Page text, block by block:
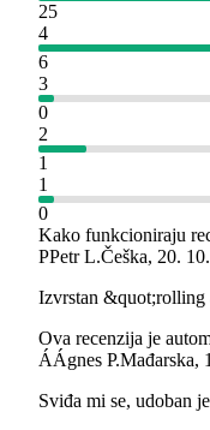
25
4
6
3
0
2
1
1
0
Kako funkcioniraju
PPetr L.Češka, 20.
Izvrstan &quot;rolling
Ova recenzija je
ÁÁgnes P.Mađarska,
Sviđa mi se, udoban je